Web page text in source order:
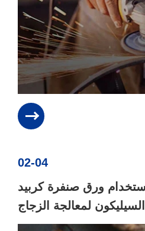
02-04
ورق صنفرة كربيد
السيليكون لمعالجة الزجاج